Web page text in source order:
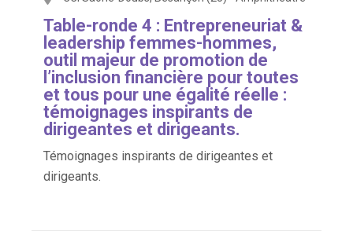
Table-ronde 4 : Entrepreneuriat &
leadership femmes-hommes,
outil majeur de promotion de
l’inclusion financière pour toutes
et tous pour une égalité réelle :
témoignages inspirants de
dirigeantes et dirigeants.
Témoignages inspirants de dirigeantes et
dirigeants.